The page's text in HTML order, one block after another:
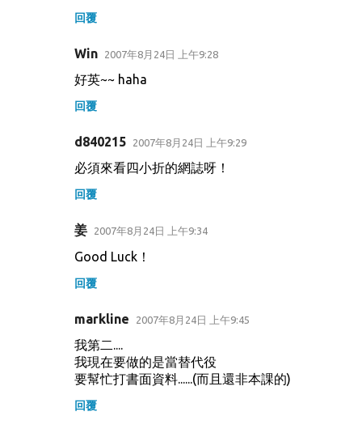
回覆
Win 2007年8月24日 上午9:28
好英~~ haha
回覆
d840215 2007年8月24日 上午9:29
必須來看四小折的網誌呀！
回覆
姜 2007年8月24日 上午9:34
Good Luck！
回覆
markline 2007年8月24日 上午9:45
我第二....
我現在要做的是當替代役
要幫忙打書面資料......(而且還非本課的)
回覆